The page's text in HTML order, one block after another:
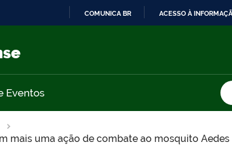
COMUNICA BR ACESSO À
Eventos
mais uma ação de combate ao mosquito